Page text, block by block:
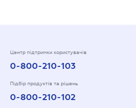
Центр підтримки користувачів
0-800-210-103
Підбір продуктів та рішень
0-800-210-102